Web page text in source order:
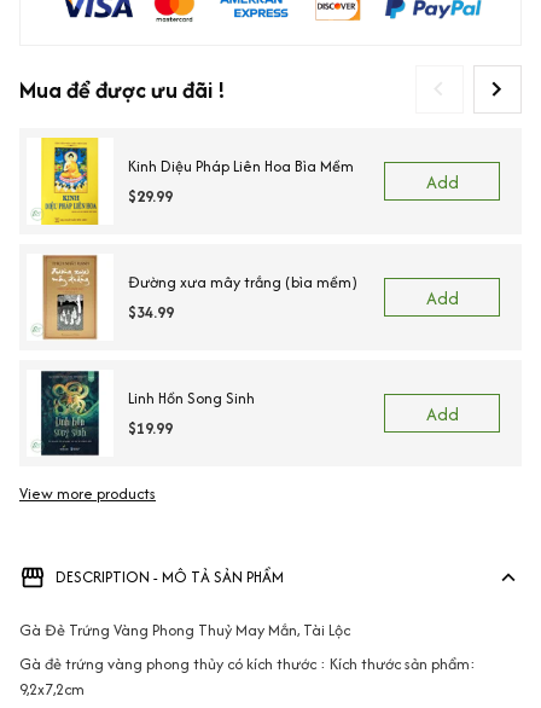
Mua để được ưu đãi !
Kinh Diệu Pháp Liên Hoa Bìa Mềm
$29.99
Add
Đường xưa mây trắng (bìa mềm)
$34.99
Add
Linh Hồn Song Sinh
$19.99
Add
View more products
DESCRIPTION - MÔ TẢ SẢN PHẨM
Gà Đẻ Trứng Vàng Phong Thuỷ May Mắn, Tài Lộc
Gà đẻ trứng vàng phong thủy có kích thước : Kích thước sản phẩm:
9,2x7,2cm